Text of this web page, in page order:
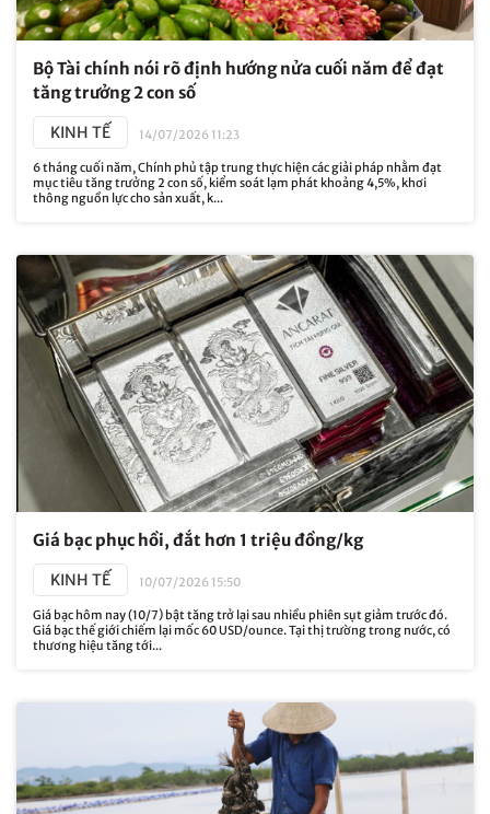
Bộ Tài chính nói rõ định hướng nửa cuối năm để đạt
tăng trưởng 2 con số
KINH TẾ 14/07/2026 11:23
6 tháng cuối năm, Chính phủ tập trung thực hiện các giải pháp nhằm đạt
mục tiêu tăng trưởng 2 con số, kiểm soát lạm phát khoảng 4,5%, khơi
thông nguồn lực cho sản xuất, k...
Giá bạc phục hồi, đắt hơn 1 triệu đồng/kg
KINH TẾ 10/07/2026 15:50
Giá bạc hôm nay (10/7) bật tăng trở lại sau nhiều phiên sụt giảm trước đó.
Giá bạc thế giới chiếm lại mốc 60 USD/ounce. Tại thị trường trong nước, có
thương hiệu tăng tới...